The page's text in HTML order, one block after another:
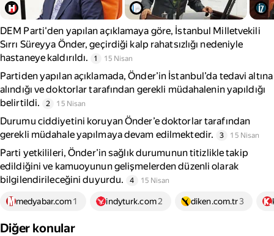
DEM Parti'den yapılan açıklamaya göre, İstanbul Milletvekili
Sırrı Süreyya Önder, geçirdiği kalp rahatsızlığı nedeniyle
hastaneye kaldırıldı.
1 15 Nisan
Partiden yapılan açıklamada, Önder’in İstanbul’da tedavi altına
alındığı ve doktorlar tarafından gerekli müdahalenin yapıldığı
belirtildi.
2 15 Nisan
Durumu ciddiyetini koruyan Önder’e doktorlar tarafından
gerekli müdahale yapılmaya devam edilmektedir.
3 15 Nisan
Parti yetkilileri, Önder’in sağlık durumunun titizlikle takip
edildiğini ve kamuoyunun gelişmelerden düzenli olarak
bilgilendirileceğini duyurdu.
4 15 Nisan
medyabar.com1 indyturk.com2 diken.com.tr3
Diğer konular